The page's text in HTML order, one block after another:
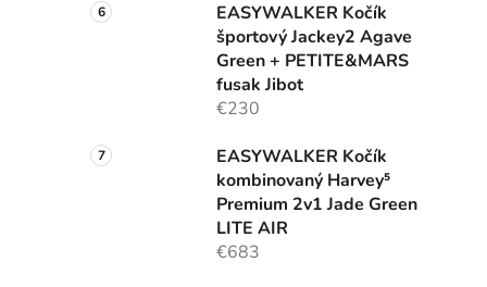
EASYWALKER Kočík
športový Jackey2 Agave
Green + PETITE&MARS
fusak Jibot
€230
EASYWALKER Kočík
kombinovaný Harvey⁵
Premium 2v1 Jade Green
LITE AIR
€683